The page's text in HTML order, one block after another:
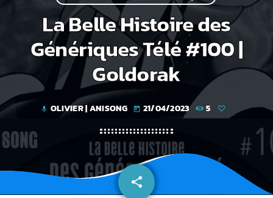
La Belle Histoire des
Génériques Télé #100 |
Goldorak
mic OLIVIER | ANISONG today 21/04/2023 5
share
email